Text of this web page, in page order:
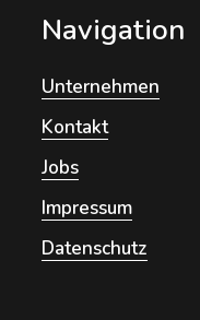
Navigation
Unternehmen
Kontakt
Jobs
Impressum
Datenschutz